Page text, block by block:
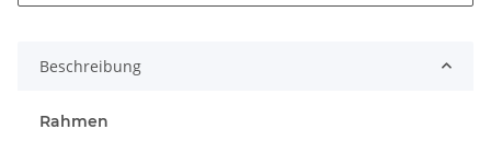
Beschreibung
Rahmen